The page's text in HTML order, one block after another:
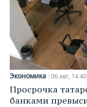
Экономика 06 авг, 14:40
Просрочка
банками